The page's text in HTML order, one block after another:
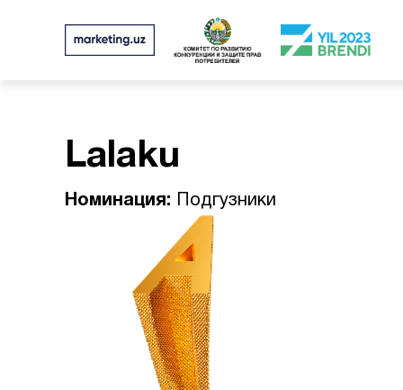
Lalaku
Номинация: Подгузники